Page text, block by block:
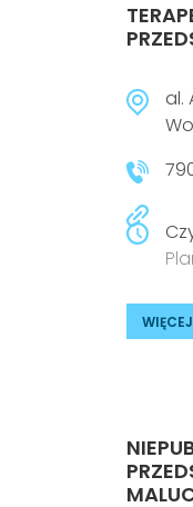
al.
WIĘCEJ